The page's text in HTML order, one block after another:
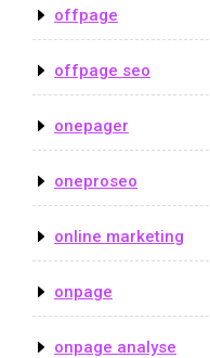
offpage
offpage seo
onepager
oneproseo
online marketing
onpage
onpage analyse